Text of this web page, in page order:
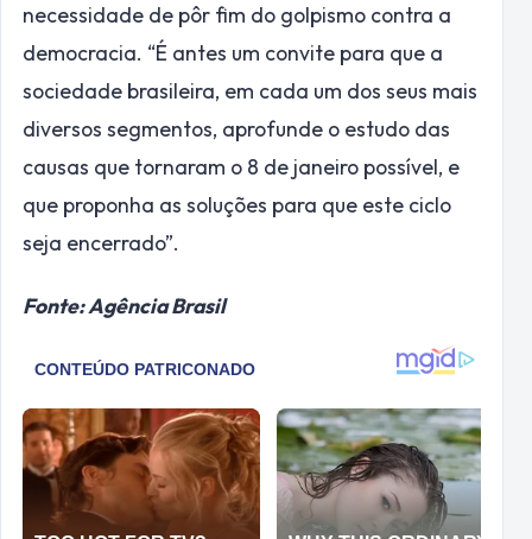
necessidade de pôr fim do golpismo contra a
democracia. “É antes um convite para que a
sociedade brasileira, em cada um dos seus mais
diversos segmentos, aprofunde o estudo das
causas que tornaram o 8 de janeiro possível, e
que proponha as soluções para que este ciclo
seja encerrado”.
Fonte: Agência Brasil